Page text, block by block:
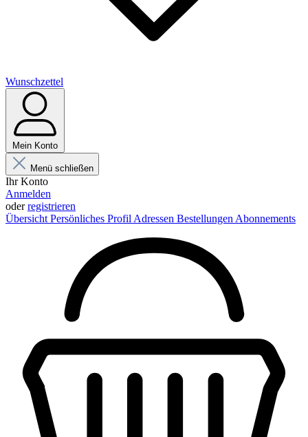
Wunschzettel
Mein Konto
Menü schließen
Ihr Konto
Anmelden
oderregistrieren
Übersicht Persönliches Profil Adressen Bestellungen Abonnements